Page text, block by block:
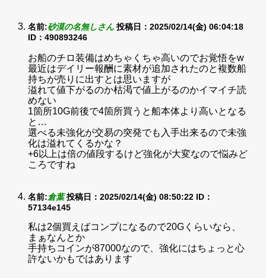
名前:砂漠の名無しさん 投稿日：2025/02/14(金) 06:04:18
ID：490893246
お船のチロ装備はめちゃくちゃ高いのでお覚悟をw
最近はデイリー報酬に素材が追加されたのと複数船
持ちが売りに出すとは思いますが
溢れて値下がるのか枯渇で値上がるのかイマイチ読
めない
1箇所10G前後で4箇所買うと船本体より高いとなる
と…
選べる未強化が交易の突発でも入手出来るので未強
化は溢れてくるかな？
+6以上は倍の値段するけど強化が大変なので悩みど
ころですね
名前:倉葉 投稿日：2025/02/14(金) 08:50:22 ID：
57134e145
私は2個買えばコンプになるので20Gくらいなら、
まぁなんとか
手持ちコインが87000なので、強化にはちょっと心
許ないかもではあります